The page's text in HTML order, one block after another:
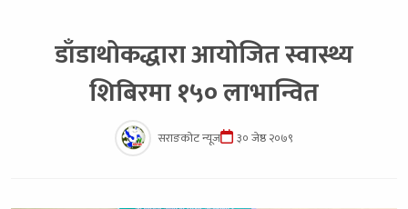
डाँडाथोकद्धारा आयोजित स्वास्थ्य
शिबिरमा १५० लाभान्वित
सराङकोट न्यूज ३० जेष्ठ २०७९